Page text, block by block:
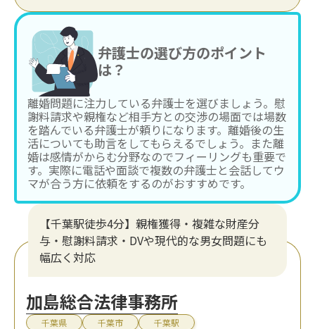
弁護士の選び方のポイント
は？
離婚問題に注力している弁護士を選びましょう。慰
謝料請求や親権など相手方との交渉の場面では場数
を踏んでいる弁護士が頼りになります。離婚後の生
活についても助言をしてもらえるでしょう。また離
婚は感情がからむ分野なのでフィーリングも重要で
す。実際に電話や面談で複数の弁護士と会話してウ
マが合う方に依頼をするのがおすすめです。
【千葉駅徒歩4分】親権獲得・複雑な財産分
与・慰謝料請求・DVや現代的な男女問題にも
幅広く対応
加島総合法律事務所
千葉県 千葉市 千葉駅